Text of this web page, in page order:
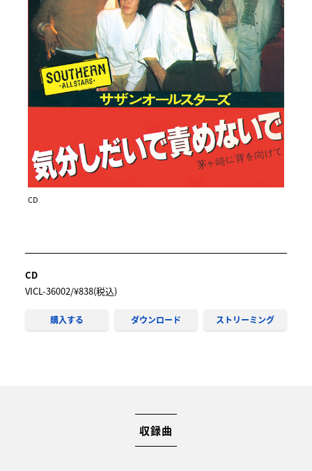
CD
CD
VICL-36002/¥838(税込)
購入する ダウンロード ストリーミング
収録曲